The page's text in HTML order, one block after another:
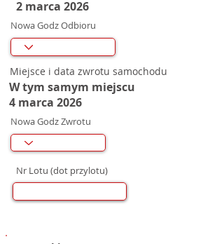
2 marca 2026
Nowa Godz Odbioru
Miejsce i data zwrotu samochodu
W tym samym miejscu
4 marca 2026
Nowa Godz Zwrotu
Nr Lotu (dot przylotu)